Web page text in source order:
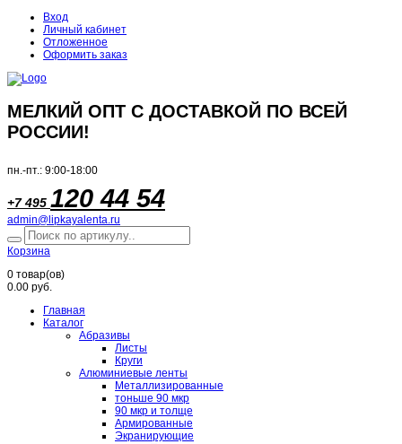
Вход
Личный кабинет
Отложенное
Оформить заказ
МЕЛКИЙ ОПТ С ДОСТАВКОЙ ПО ВСЕЙ
РОССИИ!
пн.-пт.: 9:00-18:00
+7 495 120 44 54
admin@lipkayalenta.ru
Корзина
0 товар(ов)
0.00 руб.
Главная
Каталог
Абразивы
Листы
Круги
Алюминиевые ленты
Металлизированные
тоньше 90 мкр
90 мкр и толще
Армированные
Экранирующие